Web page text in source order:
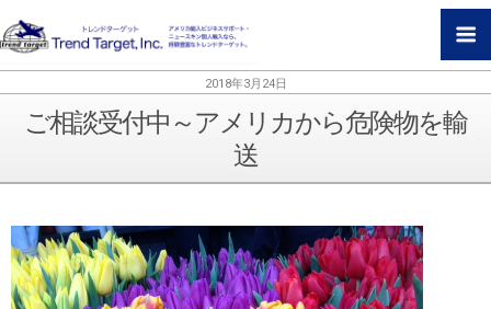
2018年3月24日
ご相談受付中～アメリカから危険物を輸
送